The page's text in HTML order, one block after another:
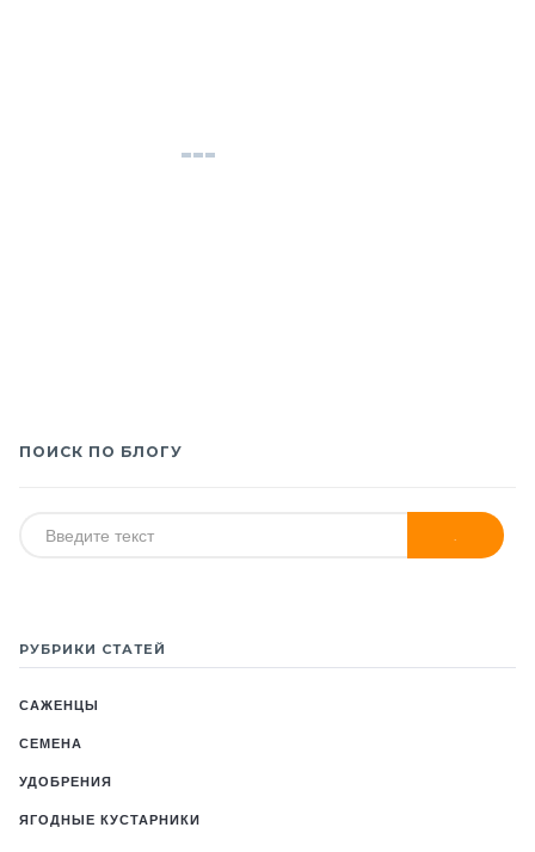
ПОИСК ПО БЛОГУ
РУБРИКИ СТАТЕЙ
САЖЕНЦЫ
СЕМЕНА
УДОБРЕНИЯ
ЯГОДНЫЕ КУСТАРНИКИ